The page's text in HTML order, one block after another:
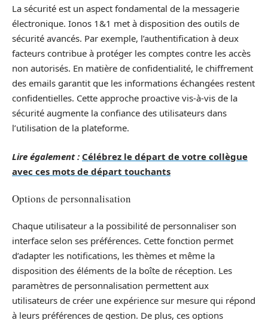
La sécurité est un aspect fondamental de la messagerie
électronique. Ionos 1&1 met à disposition des outils de
sécurité avancés. Par exemple, l’authentification à deux
facteurs contribue à protéger les comptes contre les accès
non autorisés. En matière de confidentialité, le chiffrement
des emails garantit que les informations échangées restent
confidentielles. Cette approche proactive vis-à-vis de la
sécurité augmente la confiance des utilisateurs dans
l’utilisation de la plateforme.
Lire également : Célébrez le départ de votre collègue
avec ces mots de départ touchants
Options de personnalisation
Chaque utilisateur a la possibilité de personnaliser son
interface selon ses préférences. Cette fonction permet
d’adapter les notifications, les thèmes et même la
disposition des éléments de la boîte de réception. Les
paramètres de personnalisation permettent aux
utilisateurs de créer une expérience sur mesure qui répond
à leurs préférences de gestion. De plus, ces options